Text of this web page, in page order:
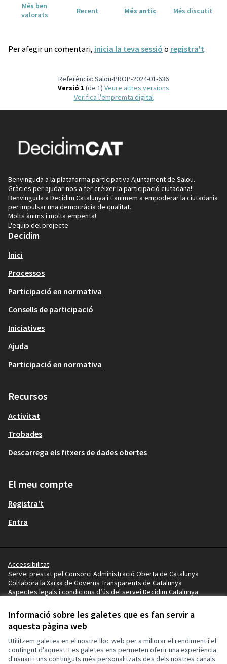
Informació sobre les galetes que es fan servir a
aquesta pàgina web
Utilitzem galetes en el nostre lloc web per a millorar el rendiment i el
contingut d'aquest. Les galetes ens permeten oferir una experiència
d'usuari i uns continguts més personalitzats des dels nostres canals
Més ben
valorats
Recent Més antic Més discutit
Per afegir un comentari, inicia la teva sessió o registra't.
Referència: Salou-PROP-2024-01-636
Versió 1(de 1)
veure altres versions
Verifica l'empremta digital
Benvinguda a la plataforma participativa Ajuntament de Salou.
Gràcies per ajudar-nos a fer créixer la participació ciutadana!
Benvinguda a Decidim Catalunya i t'animem a empoderar la ciutadania
per impulsar una democràcia de qualitat.
Molts ànims i molta empenta!
L'equip del projecte
Decidim
Inici
Processos
Participació en normativa
Consells de participació
Iniciatives
Ajuda
Participació en normativa
Recursos
Activitat
Trobades
Descarrega els fitxers de dades obertes
El meu compte
Registra't
Entra
Accessibilitat
Servei prestat pel Consorci Administració Oberta de Catalunya
Col·labora la Xarxa de Governs Transparents de Catalunya
Aspectes legals i condicions d’ús del servei Decidim Catalunya
Termes i condicions
Configuració de les galetes
Ajuntament de Salou a X
(Enllaç extern)
Ajuntament de Salou a Facebook
(Enllaç extern)
Ajuntament de Salou a Instagram
(Enllaç extern)
Ajuntament de Salou a YouTube
(Enllaç extern)
Ajuntament de Salou a GitHub
(Enllaç extern)